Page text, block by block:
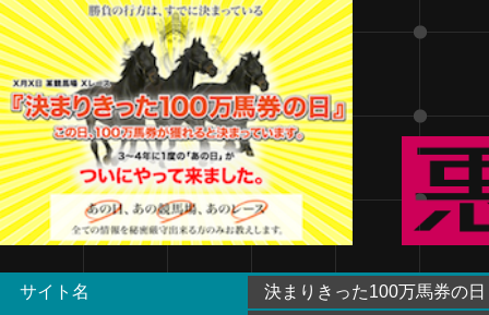
サイト名
決まりきった100万馬券の日